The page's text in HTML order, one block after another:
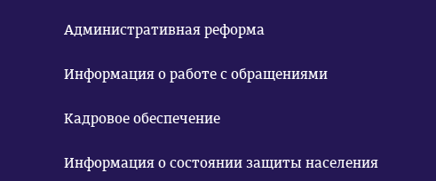
Административная реформа
Информация о работе с обращениями
Кадровое обеспечение
Информация о состоянии защиты населения